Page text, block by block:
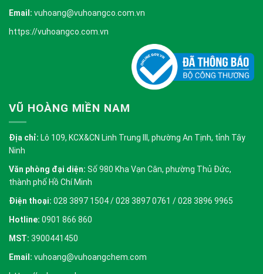
Email: vuhoang@vuhoangco.com.vn
https://vuhoangco.com.vn
VŨ HOÀNG MIỀN NAM
Địa chỉ: Lô 109, KCX&CN Linh Trung III, phường An Tịnh, tỉnh Tây
Ninh
Văn phòng đại diện: Số 980 Kha Vạn Cân, phường Thủ Đức,
thành phố Hồ Chí Minh
Điện thoại: 028 3897 1504 / 028 3897 0761 / 028 3896 9965
Hotline: 0901 866 860
MST: 3900441450
Email: vuhoang@vuhoangchem.com